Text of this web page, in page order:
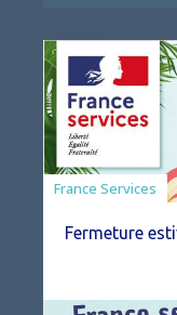
France Services
Fermeture